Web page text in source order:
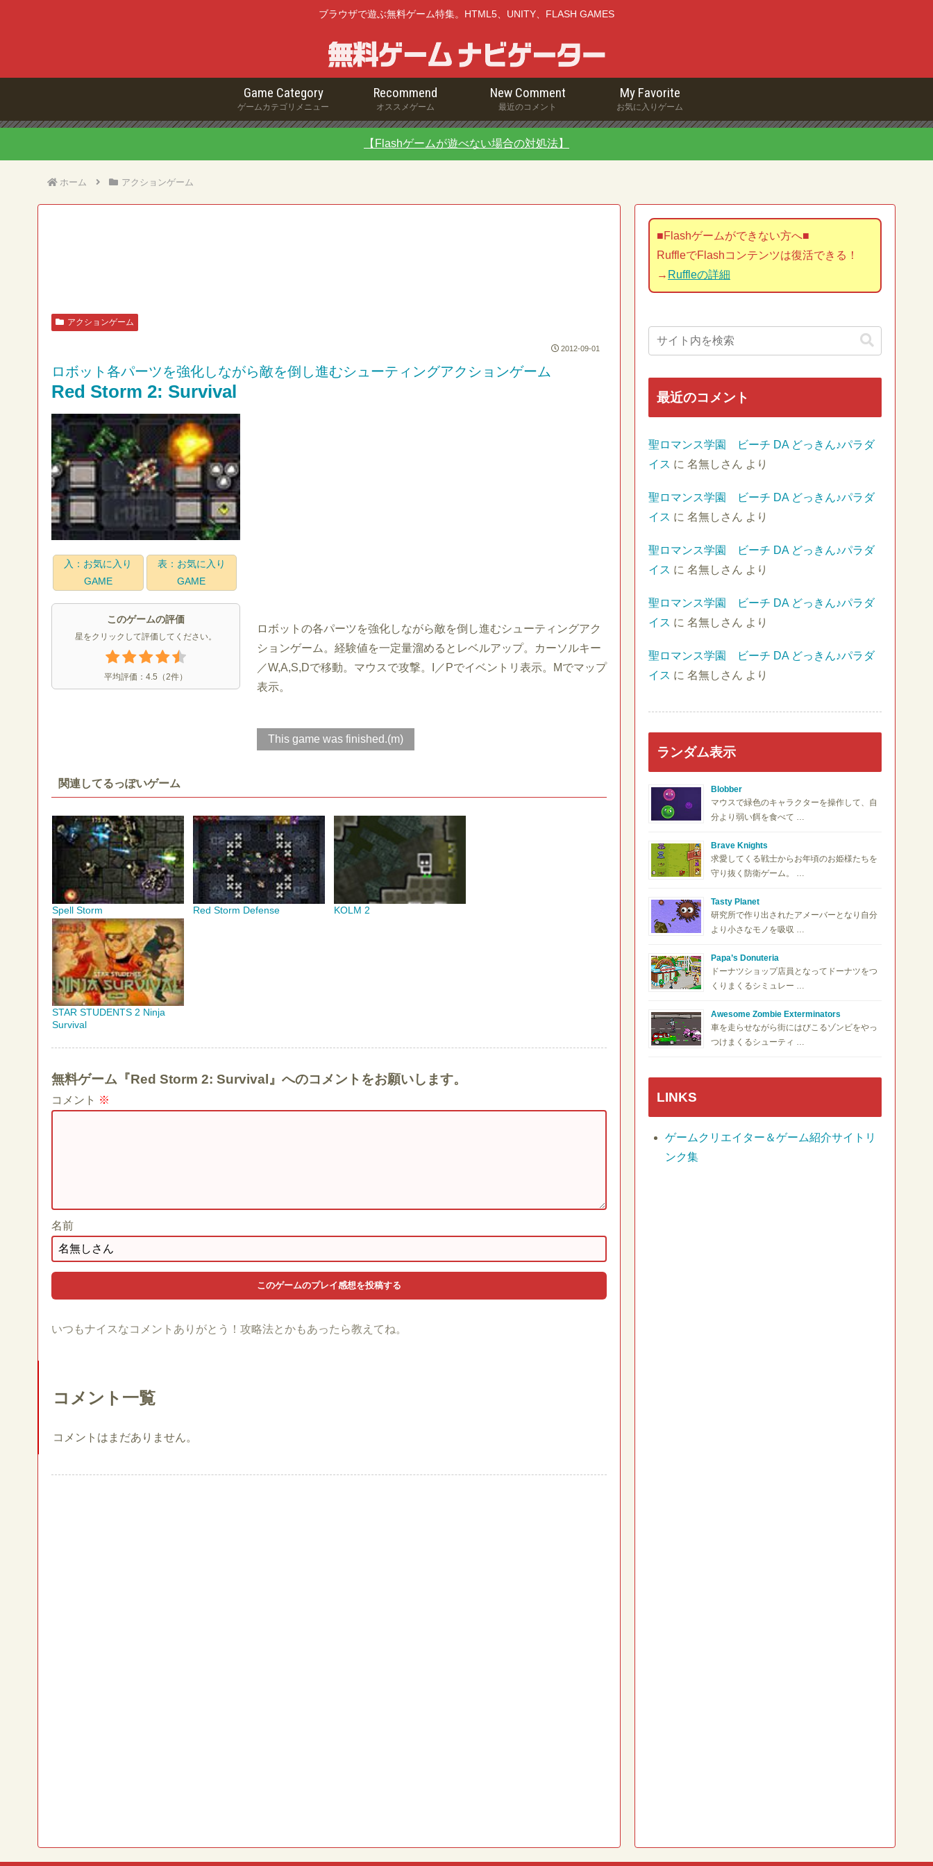
ブラウザで遊ぶ無料ゲーム特集。HTML5、UNITY、FLASH GAMES
Game Category
ゲームカテゴリメニュー
Recommend
オススメゲーム
New Comment
最近のコメント
My Favorite
お気に入りゲーム
【Flashゲームが遊べない場合の対処法】
ホーム アクションゲーム
アクションゲーム
2012-09-01
ロボット各パーツを強化しながら敵を倒し進むシューティングアクションゲーム
Red Storm 2: Survival
入：お気に入り
GAME
表：お気に入り
GAME
このゲームの評価
星をクリックして評価してください。
平均評価： 4.5 （2件）
ロボットの各パーツを強化しながら敵を倒し進むシューティングアク
ションゲーム。経験値を一定量溜めるとレベルアップ。カーソルキー
／W,A,S,Dで移動。マウスで攻撃。I／Pでイベントリ表示。Mでマップ
表示。
This game was finished.(m)
関連してるっぽいゲーム
Spell Storm Red Storm Defense KOLM 2
STAR STUDENTS 2 Ninja
Survival
無料ゲーム『Red Storm 2: Survival』へのコメントをお願いします。
コメント ※
名前
いつもナイスなコメントありがとう！攻略法とかもあったら教えてね。
コメント一覧
コメントはまだありません。
■Flashゲームができない方へ■
RuffleでFlashコンテンツは復活できる！
→ Ruffleの詳細
最近のコメント
聖ロマンス学園 ビーチ DA どっきん♪パラダ
イス に 名無しさん より
聖ロマンス学園 ビーチ DA どっきん♪パラダ
イス に 名無しさん より
聖ロマンス学園 ビーチ DA どっきん♪パラダ
イス に 名無しさん より
聖ロマンス学園 ビーチ DA どっきん♪パラダ
イス に 名無しさん より
聖ロマンス学園 ビーチ DA どっきん♪パラダ
イス に 名無しさん より
ランダム表示
Blobber
マウスで緑色のキャラクターを操作して、自
分より弱い餌を食べて …
Brave Knights
求愛してくる戦士からお年頃のお姫様たちを
守り抜く防衛ゲーム。 …
Tasty Planet
研究所で作り出されたアメーバーとなり自分
より小さなモノを吸収 …
Papa’s Donuteria
ドーナツショップ店員となってドーナツをつ
くりまくるシミュレー …
Awesome Zombie Exterminators
車を走らせながら街にはびこるゾンビをやっ
つけまくるシューティ …
LINKS
ゲームクリエイター＆ゲーム紹介サイトリ
ンク集